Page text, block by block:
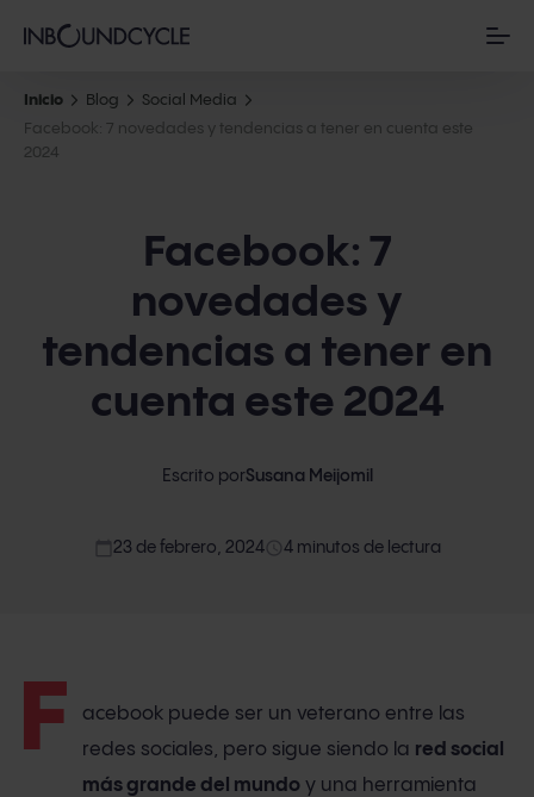
Inicio Blog
Social Media
Facebook: 7 novedades y tendencias a tener en cuenta este
2024
Facebook: 7
novedades y
tendencias a tener en
cuenta este 2024
Escrito porSusana Meijomil
access_time 4 minutos de lectura
23 de febrero, 2024
F
acebook puede ser un veterano entre las
redes sociales, pero sigue siendo la red social
más grande del mundo y una herramienta